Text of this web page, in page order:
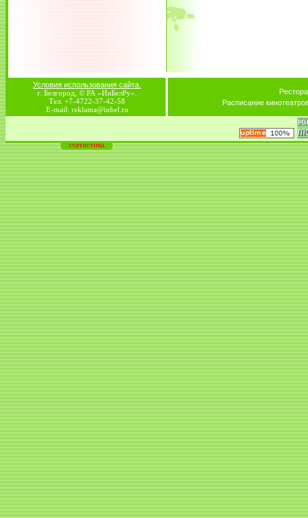
Условия использования сайта.
г. Белгород, © РА «ИнБелРу».
Тел. +7-4722-37-42-58
E-mail: reklama@inbel.ru
Расписание
статистика